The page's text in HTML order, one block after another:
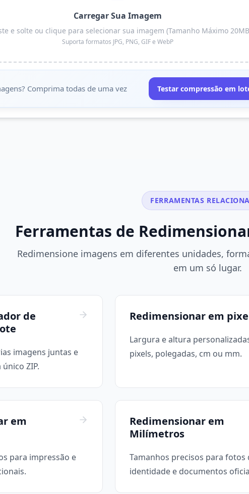
Carregar Sua Imagem
e solte ou clique para selecionar sua imagem (Tamanho Máximo
Suporta formatos JPG, PNG, GIF e WebP
Comprima todas de uma vez Testar compressão em
FERRAMENTAS
Ferramentas de
Redimensione imagens em diferentes unidades,
em um só lugar.
de
imagens juntas e
ZIP.
Redimensionar em
Largura e altura
pixels, polegadas, cm ou mm.
em
para impressão e
Redimensionar em
Milímetros
Tamanhos precisos para fotos
identidade e documentos